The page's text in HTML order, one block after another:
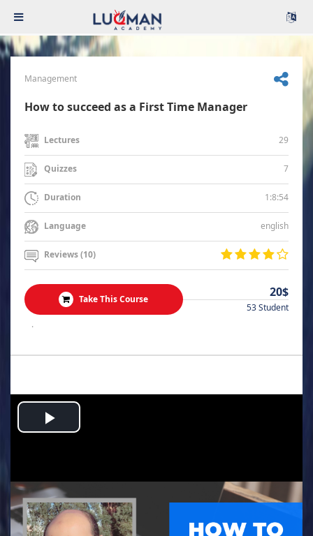
Management
How to succeed as a First Time Manager
Lectures 29
Quizzes 7
Duration 1:8:54
Language english
Reviews (10)
Take This Course 20$
53 Student
.
Play